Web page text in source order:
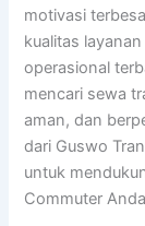
motivasi
kualitas
operasional
mencari sewa
aman, dan
dari Guswo
untuk
Commuter